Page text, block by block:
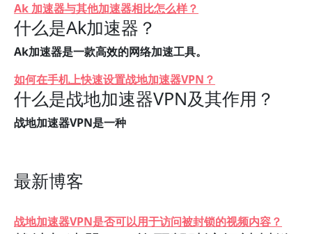
Ak 加速器与其他加速器相比怎么样？
什么是Ak加速器？
Ak加速器是一款高效的网络加速工具。
如何在手机上快速设置战地加速器VPN？
什么是战地加速器VPN及其作用？
战地加速器VPN是一种
最新博客
战地加速器VPN是否可以用于访问被封锁的视频内容？